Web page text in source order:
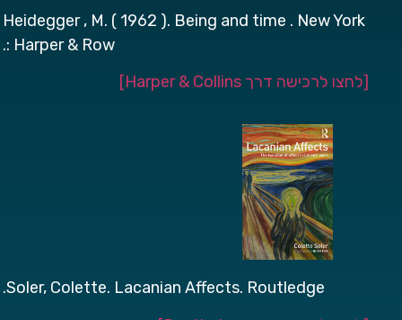
Heidegger , M. ( 1962 ). Being and time . New York
: Harper & Row.
[לחצו לרכישה דרך Harper & Collins]
Soler, Colette. Lacanian Affects. Routledge.